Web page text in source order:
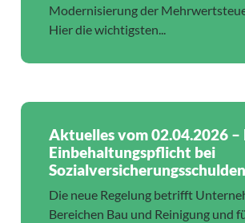
Modernisierung der
Hier die wichtigsten...
Aktuelles vom 02.04.2026 –
Einbehaltungspflicht bei
Sozialversicherungsschulden
Die neue Regelung betrifft
Bereichen Bau und Reinigung und